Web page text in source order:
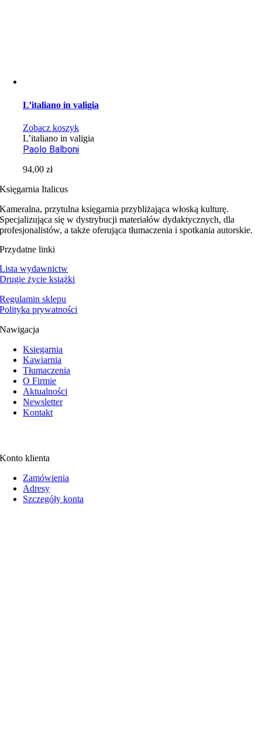
L’italiano in valigia
Zobacz koszyk
L’italiano in valigia
Paolo Balboni
94,00zł
Księgarnia Italicus
Kameralna, przytulna księgarnia przybliżająca włoską kulturę.
Specjalizująca się w dystrybucji materiałów dydaktycznych, dla
profesjonalistów, a także oferująca tłumaczenia i spotkania autorskie.
Przydatne linki
Lista wydawnictw
Drugie życie książki
Regulamin sklepu
Polityka prywatności
Nawigacja
Księgarnia
Kawiarnia
Tłumaczenia
O Firmie
Aktualności
Newsletter
Kontakt
Konto klienta
Zamówienia
Adresy
Szczegóły konta